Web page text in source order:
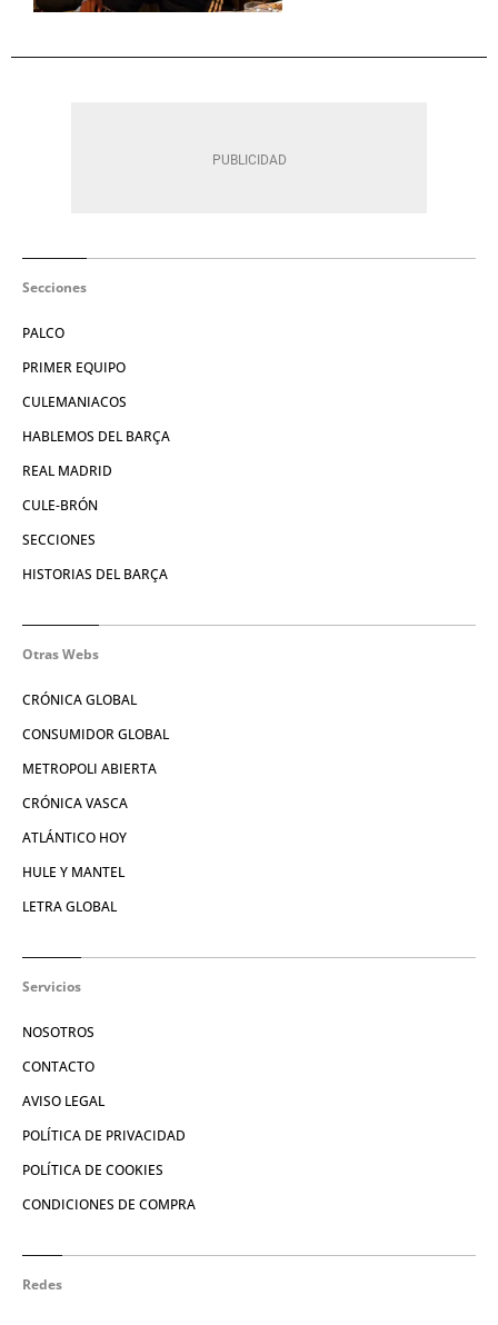
Secciones
PALCO
PRIMER EQUIPO
CULEMANIACOS
HABLEMOS DEL BARÇA
REAL MADRID
CULE-BRÓN
SECCIONES
HISTORIAS DEL BARÇA
Otras Webs
CRÓNICA GLOBAL
CONSUMIDOR GLOBAL
METROPOLI ABIERTA
CRÓNICA VASCA
ATLÁNTICO HOY
HULE Y MANTEL
LETRA GLOBAL
Servicios
NOSOTROS
CONTACTO
AVISO LEGAL
POLÍTICA DE PRIVACIDAD
POLÍTICA DE COOKIES
CONDICIONES DE COMPRA
Redes